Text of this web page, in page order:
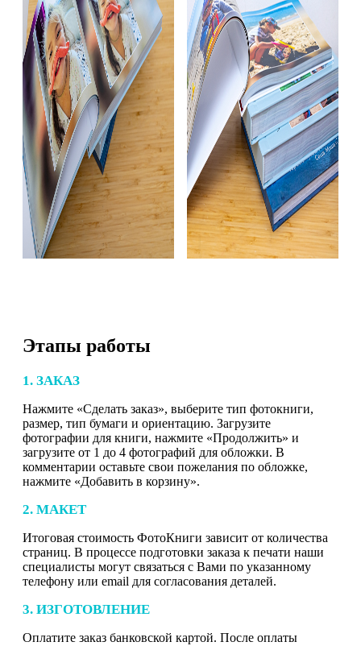
Этапы работы
1. ЗАКАЗ
Нажмите «Сделать заказ», выберите тип фотокниги,
размер, тип бумаги и ориентацию. Загрузите
фотографии для книги, нажмите «Продолжить» и
загрузите от 1 до 4 фотографий для обложки. В
комментарии оставьте свои пожелания по обложке,
нажмите «Добавить в корзину».
2. МАКЕТ
Итоговая стоимость ФотоКниги зависит от количества
страниц. В процессе подготовки заказа к печати наши
специалисты могут связаться с Вами по указанному
телефону или email для согласования деталей.
3. ИЗГОТОВЛЕНИЕ
Оплатите заказ банковской картой. После оплаты